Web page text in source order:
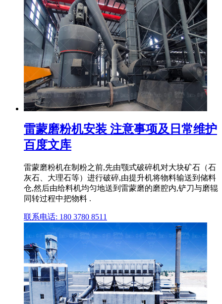
雷蒙磨粉机安装 注意事项及日常维护
百度文库
雷蒙磨粉机在制粉之前,先由颚式破碎机对大块矿石（石
灰石、大理石等）进行破碎,由提升机将物料输送到储料
仓,然后由给料机均匀地送到雷蒙磨的磨腔内,铲刀与磨辊
同转过程中把物料 .
联系电话: 180 3780 8511